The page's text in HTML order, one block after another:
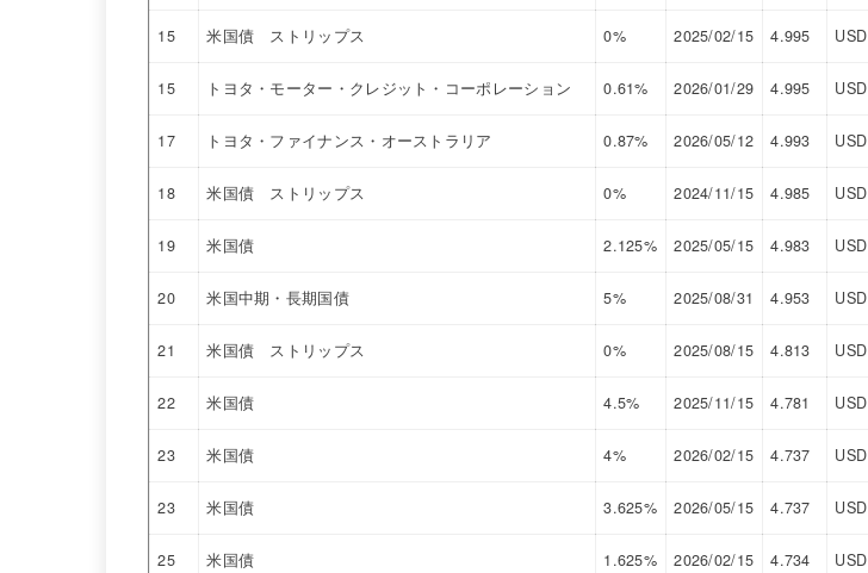
15 米国債 ストリップス 0% 2025/02/15 4.995 USD
15 トヨタ・モーター・クレジット・コーポレーション 0.61% 2026/01/29 4.995 USD
17 トヨタ・ファイナンス・オーストラリア 0.87% 2026/05/12 4.993 USD
18 米国債 ストリップス 0% 2024/11/15 4.985 USD
19 米国債 2.125% 2025/05/15 4.983 USD
20 米国中期・長期国債 5% 2025/08/31 4.953 USD
21 米国債 ストリップス 0% 2025/08/15 4.813 USD
22 米国債 4.5% 2025/11/15 4.781 USD
23 米国債 4% 2026/02/15 4.737 USD
23 米国債 3.625% 2026/05/15 4.737 USD
25 米国債 1.625% 2026/02/15 4.734 USD